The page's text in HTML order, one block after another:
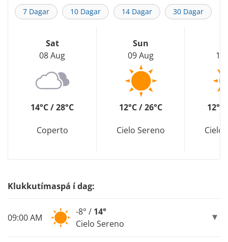
7 Dagar 10 Dagar 14 Dagar 30 Dagar
Sat
08 Aug
14°C / 28°C
Coperto
Sun
09 Aug
12°C / 26°C
Cielo Sereno
10
12°C
Cielo
Klukkutímaspá í dag:
09:00 AM
-8° / 14°
Cielo Sereno